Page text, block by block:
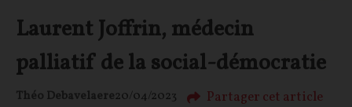
Laurent Joffrin, médecin
palliatif de la social-démocratie
Théo Debavelaere20/04/2023 Partager cet article